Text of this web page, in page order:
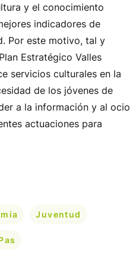
y el conocimiento
indicadores de
Por este motivo, tal y
Estratégico Valles
servicios culturales en la
de los jóvenes de
a la información y al ocio
actuaciones para
Juventud